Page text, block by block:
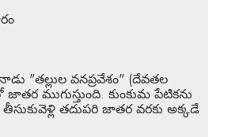
"తల్లుల వనప్రవేశం" (దేవతల
ముగుస్తుంది. కుంకుమ పేటికను
తీసుకువెళ్లి తదుపరి జాతర వరకు అక్కడే